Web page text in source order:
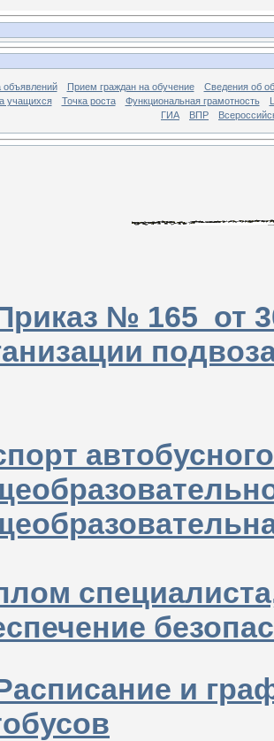
объявлений Прием граждан на обучение
Сведения об
учащихся
Точка роста Функциональная грамотность
ГИА
ВПР
№ 165 от
и